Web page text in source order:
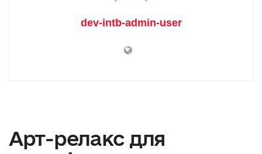
dev-intb-admin-user
Арт-релакс для